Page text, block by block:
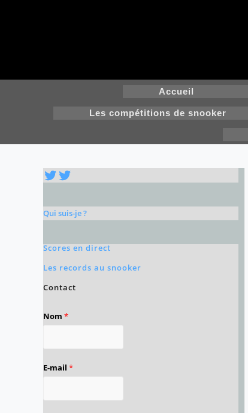
Accueil
Les compétitions de snooker
Twitter
Twitter
Qui suis-je ?
Scores en direct
Les records au snooker
Contact
Nom *
E-mail *